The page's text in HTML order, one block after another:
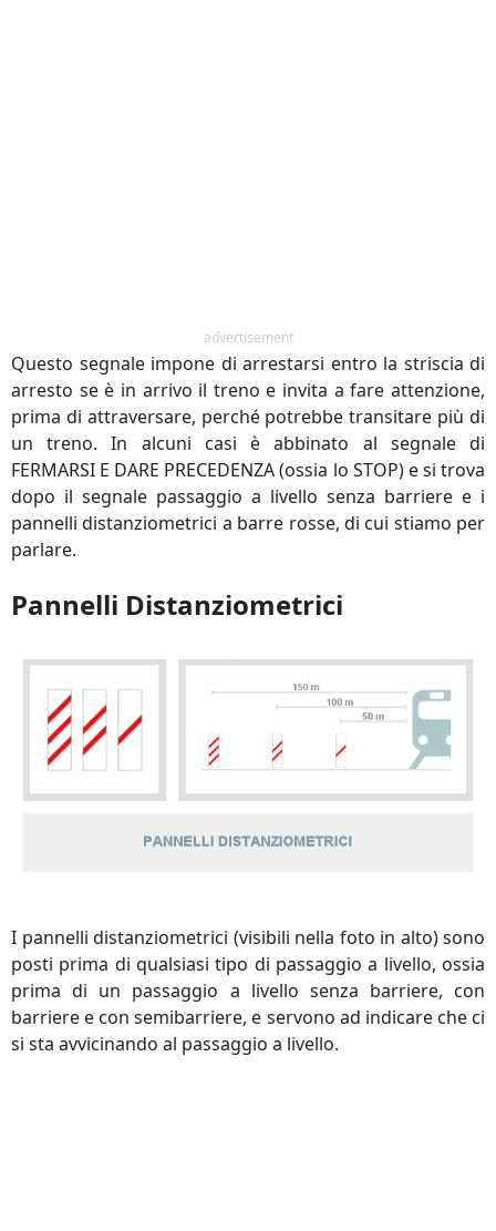
advertisement
Questo segnale impone di arrestarsi entro la striscia di
arresto se è in arrivo il treno e invita a fare attenzione,
prima di attraversare, perché potrebbe transitare più di
un treno. In alcuni casi è abbinato al segnale di
FERMARSI E DARE PRECEDENZA (ossia lo STOP) e si trova
dopo il segnale passaggio a livello senza barriere e i
pannelli distanziometrici a barre rosse, di cui stiamo per
parlare.
Pannelli Distanziometrici
I pannelli distanziometrici (visibili nella foto in alto) sono
posti prima di qualsiasi tipo di passaggio a livello, ossia
prima di un passaggio a livello senza barriere, con
barriere e con semibarriere, e servono ad indicare che ci
si sta avvicinando al passaggio a livello.